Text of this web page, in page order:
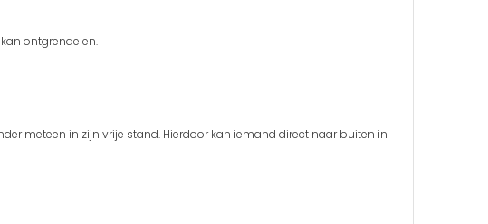
ontgrendelen.
meteen in zijn vrije stand. Hierdoor kan iemand direct naar buiten in